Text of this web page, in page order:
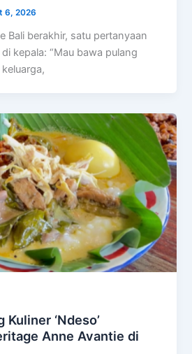
6, 2026
Bali berakhir, satu pertanyaan
kepala: “Mau bawa pulang
‘Ndeso’
Anne Avantie di